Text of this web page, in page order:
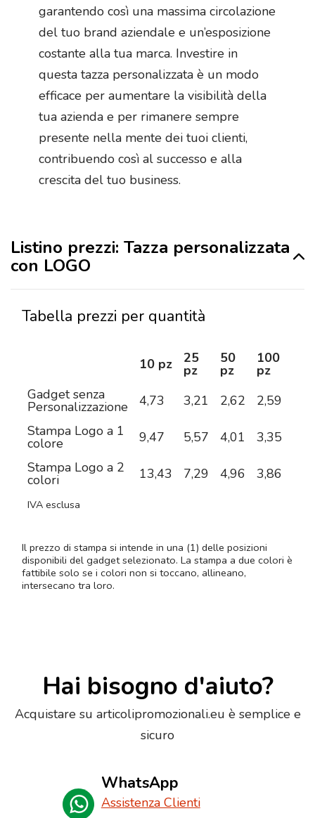
garantendo così una massima circolazione
del tuo brand aziendale e un’esposizione
costante alla tua marca. Investire in
questa tazza personalizzata è un modo
efficace per aumentare la visibilità della
tua azienda e per rimanere sempre
presente nella mente dei tuoi clienti,
contribuendo così al successo e alla
crescita del tuo business.
Listino prezzi: Tazza personalizzata
con LOGO
Tabella prezzi per quantità
10 pz 25
pz
50
pz
100
pz
Gadget senza
Personalizzazione 4,73 3,21 2,62 2,59
Stampa Logo a 1
colore 9,47 5,57 4,01 3,35
Stampa Logo a 2
colori 13,43 7,29 4,96 3,86
IVA esclusa
Il prezzo di stampa si intende in una (1) delle posizioni
disponibili del gadget selezionato. La stampa a due colori è
fattibile solo se i colori non si toccano, allineano,
intersecano tra loro.
Hai bisogno d'aiuto?
Acquistare su articolipromozionali.eu è semplice e
sicuro
WhatsApp
Assistenza Clienti